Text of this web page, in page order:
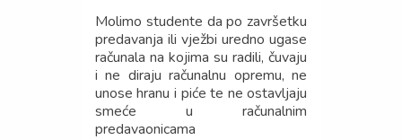
Molimo studente da po završetku
predavanja ili vježbi uredno ugase
računala na kojima su radili, čuvaju
i ne diraju računalnu opremu, ne
unose hranu i piće te ne ostavljaju
smeće u računalnim
predavaonicama